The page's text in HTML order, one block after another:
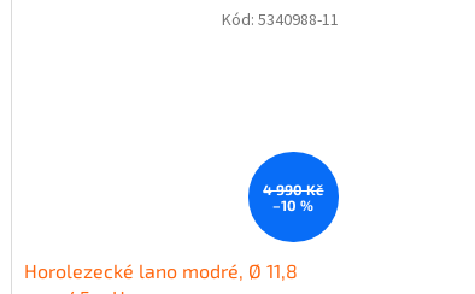
4 990 Kč
–10 %
Horolezecké lano modré, Ø 11,8
Kód: 5340988-11